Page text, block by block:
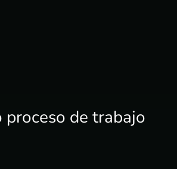
proceso de trabajo